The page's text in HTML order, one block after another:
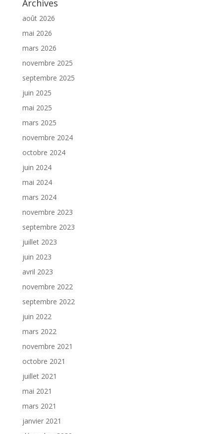
Archives
août 2026
mai 2026
mars 2026
novembre 2025
septembre 2025
juin 2025
mai 2025
mars 2025
novembre 2024
octobre 2024
juin 2024
mai 2024
mars 2024
novembre 2023
septembre 2023
juillet 2023
juin 2023
avril 2023
novembre 2022
septembre 2022
juin 2022
mars 2022
novembre 2021
octobre 2021
juillet 2021
mai 2021
mars 2021
janvier 2021